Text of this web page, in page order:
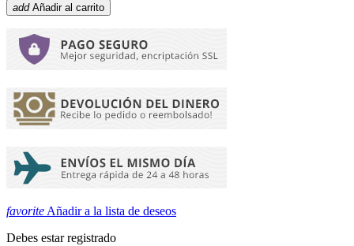
add Añadir al carrito
favorite Añadir a la lista de deseos
Debes estar registrado